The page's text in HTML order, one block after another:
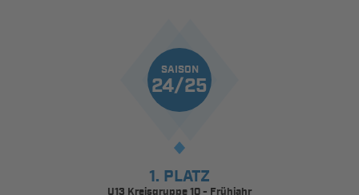
SAISON
24/25
1. PLATZ